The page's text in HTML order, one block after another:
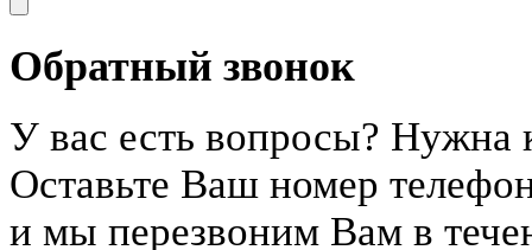
Обратный звонок
У вас есть вопросы? Нужна
Оставьте Ваш номер
и мы перезвоним Вам в